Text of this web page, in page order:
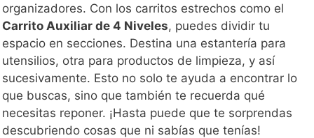
organizadores. Con los carritos estrechos como el
Carrito Auxiliar de 4 Niveles, puedes dividir tu
espacio en secciones. Destina una estantería para
utensilios, otra para productos de limpieza, y así
sucesivamente. Esto no solo te ayuda a encontrar lo
que buscas, sino que también te recuerda qué
necesitas reponer. ¡Hasta puede que te sorprendas
descubriendo cosas que ni sabías que tenías!